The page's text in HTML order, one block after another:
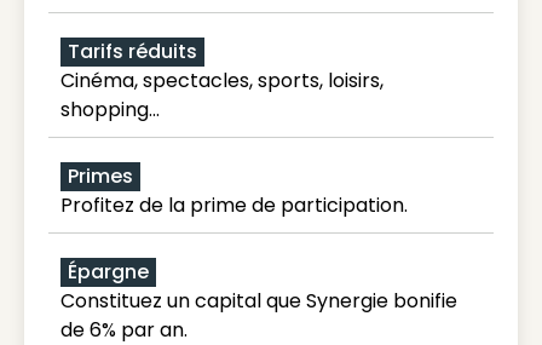
Tarifs réduits
Cinéma, spectacles, sports, loisirs,
shopping...
Primes
Profitez de la prime de participation.
Épargne
Constituez un capital que Synergie bonifie
de 6% par an.